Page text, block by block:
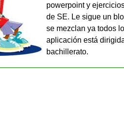
powerpoint y
de SE. Le sigue un
se mezclan ya todos
aplicación está
bachillerato.